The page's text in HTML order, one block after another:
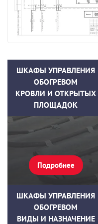
ШКАФЫ УПРАВЛЕНИЯ
ОБОГРЕВОМ
КРОВЛИ И ОТКРЫТЫХ
ПЛОЩАДОК
Подробнее
ШКАФЫ УПРАВЛЕНИЯ
ОБОГРЕВОМ
ВИДЫ И НАЗНАЧЕНИЕ